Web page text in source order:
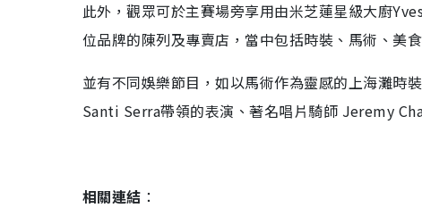
此外，觀眾可於主賽場旁享用由米芝蓮星級大廚
位品牌的陳列及專賣店，當中包括時裝、馬術、美
並有不同娛樂節目，如以馬術作為靈感的上海灘
Santi Serra帶領的表演、著名唱片騎師 Jeremy
相關連結 ：